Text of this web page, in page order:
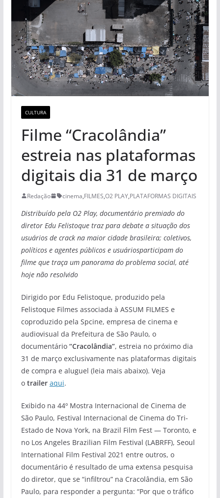
CULTURA
Filme “Cracolândia”
estreia nas plataformas
digitais dia 31 de março
Redação cinema,FILMES,O2 PLAY,PLATAFORMAS DIGITAIS
Distribuído pela O2 Play, documentário premiado do
diretor Edu Felistoque traz para debate a situação dos
usuários de crack na maior cidade brasileira; coletivos,
políticos e agentes públicos e usuáriosparticipam do
filme que traça um panorama do problema social, até
hoje não resolvido
Dirigido por Edu Felistoque, produzido pela
Felistoque Filmes associada à ASSUM FILMES e
coproduzido pela Spcine, empresa de cinema e
audiovisual da Prefeitura de São Paulo, o
documentário “Cracolândia”, estreia no próximo dia
31 de março exclusivamente nas plataformas digitais
de compra e aluguel (leia mais abaixo). Veja
o trailer aqui.
Exibido na 44º Mostra Internacional de Cinema de
São Paulo, Festival Internacional de Cinema do Tri-
Estado de Nova York, na Brazil Film Fest — Toronto, e
no Los Angeles Brazilian Film Festival (LABRFF), Seoul
International Film Festival 2021 entre outros, o
documentário é resultado de uma extensa pesquisa
do diretor, que se “infiltrou” na Cracolândia, em São
Paulo, para responder a pergunta: “Por que o tráfico